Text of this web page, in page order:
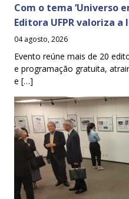
Com o tema ‘Universo
Editora UFPR valoriza
04 agosto, 2026
Evento reúne mais de 20
e programação gratuita,
e […]